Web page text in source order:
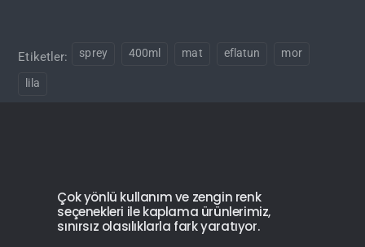
Etiketler: sprey 400ml mat eflatun mor
lila
Çok yönlü kullanım ve zengin renk
seçenekleri ile kaplama ürünlerimiz,
sınırsız olasılıklarla fark yaratıyor.